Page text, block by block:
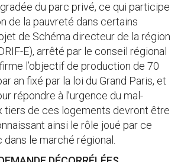
du parc privé, ce qui participe
de la pauvreté dans certains
de Schéma directeur de la région
E), arrêté par le conseil régional
l’objectif de production de 70
an fixé par la loi du Grand Paris, et
répondre à l’urgence du mal-
tiers de ces logements devront être
ainsi le rôle joué par ce
le marché régional.